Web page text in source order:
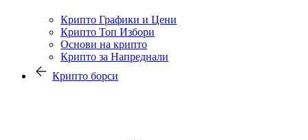
Крипто Графики и Цени
Крипто Топ Избори
Основи на крипто
Крипто за Напреднали
Крипто борси